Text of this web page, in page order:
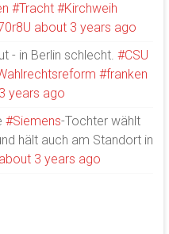
#Tracht #Kirchweih
about 3 years ago
- in Berlin schlecht. #CSU
#franken
years ago
#Siemens-Tochter wählt
hält auch am Standort in
about 3 years ago